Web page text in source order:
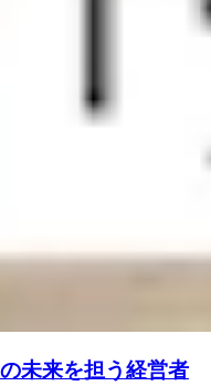
未来を担う経営者